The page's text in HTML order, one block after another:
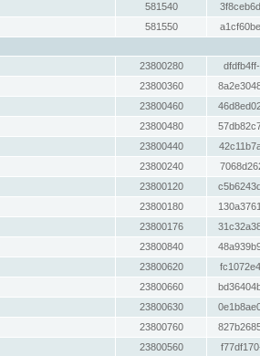
581540
581550
23800280
23800360
23800460
23800480
23800440
23800240
23800120
23800180
23800176
23800840
23800620
23800660
23800630
23800760
23800560